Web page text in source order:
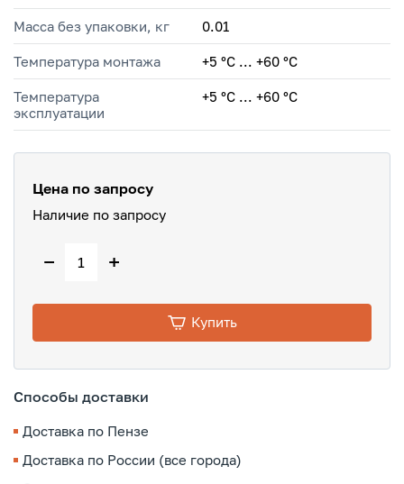
Масса без упаковки, кг 0.01
Температура монтажа +5 °С ... +60 °С
Температура
эксплуатации
+5 °C ... +60 °C
Цена по запросу
Наличие по запросу
− +
Купить
Способы доставки
Доставка по Пензе
Доставка по России (все города)